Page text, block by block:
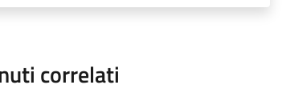
correlati